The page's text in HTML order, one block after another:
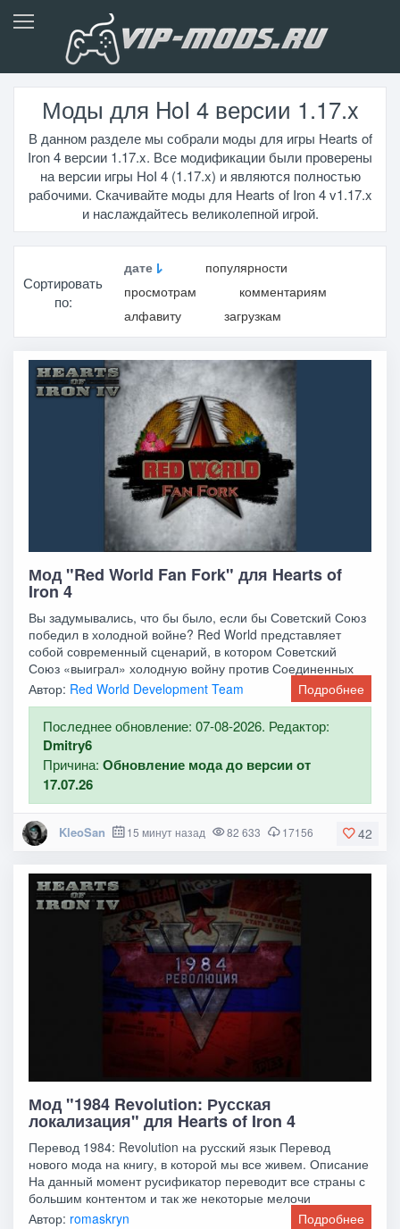
Моды для HoI 4 версии 1.17.x
В данном разделе мы собрали моды для игры Hearts of
Iron 4 версии 1.17.x. Все модификации были проверены
на версии игры HoI 4 (1.17.x) и являются полностью
рабочими. Скачивайте моды для Hearts of Iron 4 v1.17.x
и наслаждайтесь великолепной игрой.
Сортировать
по:
дате
популярности
просмотрам
комментариям
алфавиту
загрузкам
Мод "Red World Fan Fork" для Hearts of
Iron 4
Вы задумывались, что бы было, если бы Советский Союз
победил в холодной войне? Red World представляет
собой современный сценарий, в котором Советский
Союз «выиграл» холодную войну против Соединенных
Автор: Red World Development Team Подробнее
Последнее обновление: 07-08-2026. Редактор:
Dmitry6
Причина:Обновление мода до версии от
17.07.26
42
KleoSan 15 минут назад 82 633 17156
Мод "1984 Revolution: Русская
локализация" для Hearts of Iron 4
Перевод 1984: Revolution на русский язык Перевод
нового мода на книгу, в которой мы все живем. Описание
На данный момент русификатор переводит все страны с
большим контентом и так же некоторые мелочи
Автор: romaskryn Подробнее